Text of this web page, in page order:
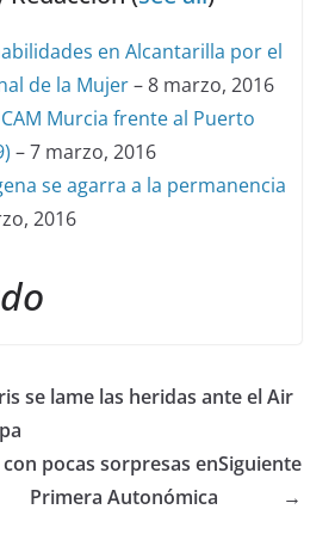
en Alcantarilla por el
de la Mujer– 8 marzo, 2016
Murcia frente al Puerto
– 7 marzo, 2016
se agarra a la permanencia
2016
se lame las heridas ante el Air
pocas sorpresas en
Primera Autonómica
Siguiente
→